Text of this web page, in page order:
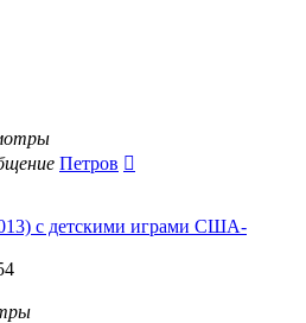
Петров
с детскими играми США-